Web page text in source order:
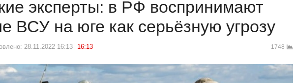
эксперты: в РФ воспринимают
ВСУ на юге как серьёзную угрозу
28.11.2022 16:13 16:13 1748